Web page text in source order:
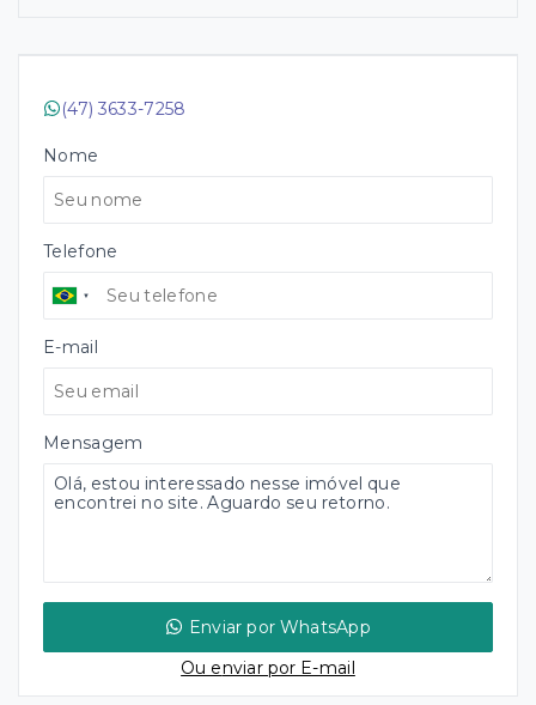
(47) 3633-7258
Nome
Telefone
E-mail
Mensagem
Enviar por WhatsApp
Ou enviar por E-mail